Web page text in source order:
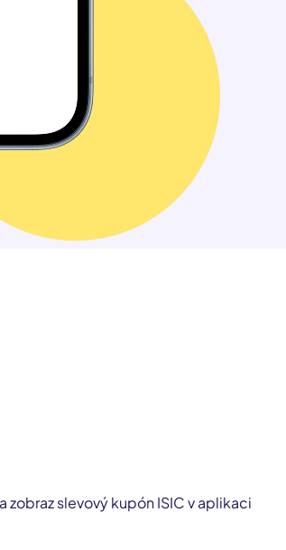
zobraz slevový kupón ISIC v aplikaci